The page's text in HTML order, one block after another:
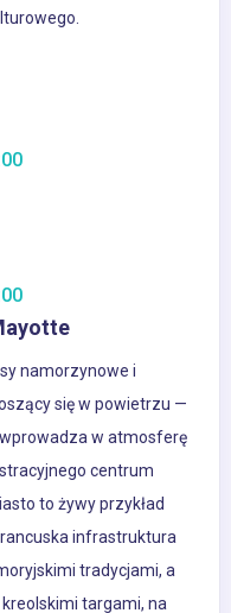
namorzynowe i
się w powietrzu —
w atmosferę
centrum
to żywy przykład
infrastruktura
tradycjami, a
targami, na